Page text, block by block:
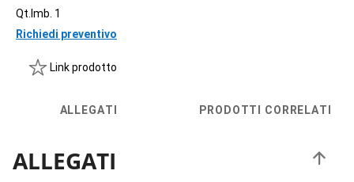
Qt.Imb. 1
Richiedi preventivo
Link prodotto
ALLEGATI PRODOTTI CORRELATI
ALLEGATI